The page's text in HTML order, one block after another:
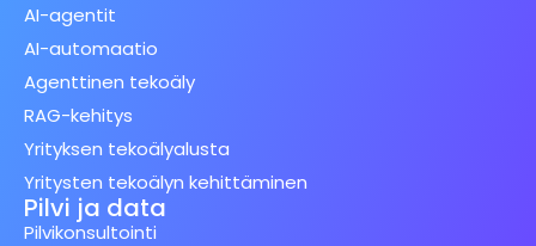
AI-agentit
AI-automaatio
Agenttinen tekoäly
RAG-kehitys
Yrityksen tekoälyalusta
Yritysten tekoälyn kehittäminen
Pilvi ja data
Pilvikonsultointi